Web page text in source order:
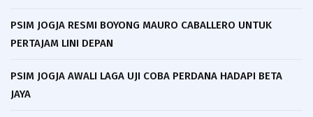
PSIM JOGJA RESMI BOYONG MAURO CABALLERO UNTUK
PERTAJAM LINI DEPAN
PSIM JOGJA AWALI LAGA UJI COBA PERDANA HADAPI BETA
JAYA